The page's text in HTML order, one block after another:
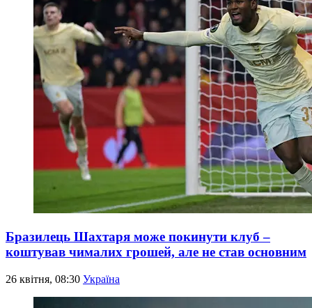
Бразилець Шахтаря може покинути клуб –
коштував чималих грошей, але не став основним
26 квітня, 08:30 Україна